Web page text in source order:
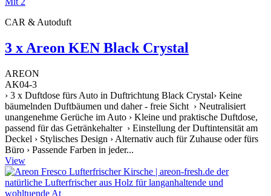
CAR & Autoduft
3 x Areon KEN Black Crystal
AREON
AK04-3
› 3 x Duftdose fürs Auto in Duftrichtung Black Crystal› Keine
bäumelnden Duftbäumen und daher - freie Sicht › Neutralisiert
unangenehme Gerüche im Auto › Kleine und praktische Duftdose,
passend für das Getränkehalter › Einstellung der Duftintensität am
Deckel › Stylisches Design › Alternativ auch für Zuhause oder fürs
Büro › Passende Farben in jeder...
View